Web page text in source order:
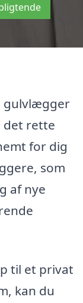
gulvlægger
det rette
for dig
som
af nye
til et privat
kan du